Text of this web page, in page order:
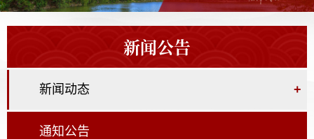
新闻公告
新闻动态 +
通知公告